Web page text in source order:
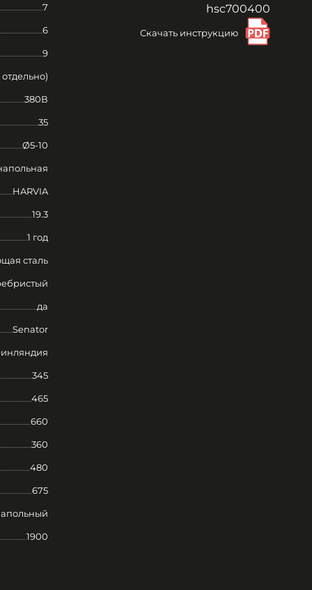
7
6
9
380В
35
Ø5-10
HARVIA
19.3
1 год
сталь
да
Senator
345
465
660
360
480
675
1900
hsc700400
Скачать инструкцию